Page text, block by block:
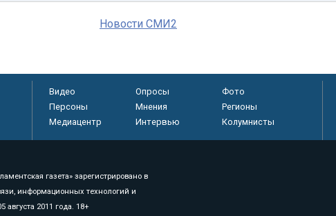
Новости СМИ2
Видео Опросы
Фото
Персоны
Мнения
Регионы
Медиацентр
Интервью Колумнисты
газета» зарегистрировано в
информационных технологий и
2011 года. 18+